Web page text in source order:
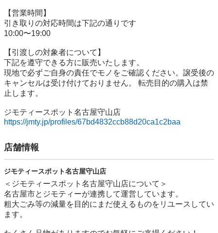
【営業時間】
引き取りの対応時間は下記の通りです
10:00〜19:00
【引渡しの対象者について】
下記を遵守できる⽅に販売いたします。
現地で必ずご⾃⾝の責任でモノをご確認ください。譲受後の
キャンセルは受け付けておりません。 転売⽬的の購⼊は禁
⽌します。
https://jmty.jp/profiles/67bd4832ccb88d20ca1c2baa
店舗情報
ジモティースポット名古屋守山店
＜ジモティースポット名古屋守山店について＞
名古屋市とジモティーが連携して運営しています。
粗⼤ごみ等の減量を⽬的にまだ使えるものをリユースしてい
ます。